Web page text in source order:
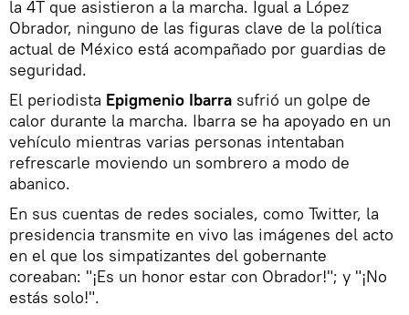
la 4T que asistieron a la marcha. Igual a López
Obrador, ninguno de las figuras clave de la política
actual de México está acompañado por guardias de
seguridad.
El periodista Epigmenio Ibarra sufrió un golpe de
calor durante la marcha. Ibarra se ha apoyado en un
vehículo mientras varias personas intentaban
refrescarle moviendo un sombrero a modo de
abanico.
En sus cuentas de redes sociales, como Twitter, la
presidencia transmite en vivo las imágenes del acto
en el que los simpatizantes del gobernante
coreaban: "¡Es un honor estar con Obrador!"; y "¡No
estás solo!".